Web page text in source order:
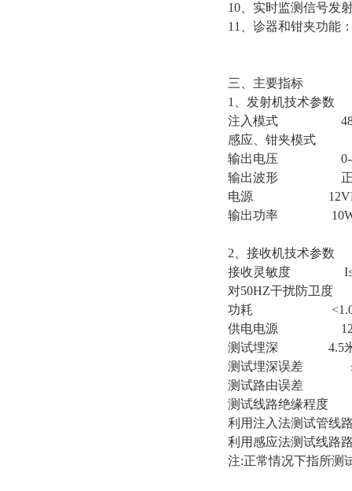
10、实时监测信号发
11、诊器和钳夹功能
三、主要指标
1、发射机技术参数
注入模式
感应、钳夹模式
输出电压 0-
输出波形 正
电源 12VDC
输出功率
2、接收机技术参数
接收灵敏度
对50HZ干扰防卫
功耗
供电电源 12V
测试埋深 4.5
测试埋深误差
测试路由误差
测试线路绝缘程
利用注入法测试管线
利用感应法测试线路
注:正常情况下指所测